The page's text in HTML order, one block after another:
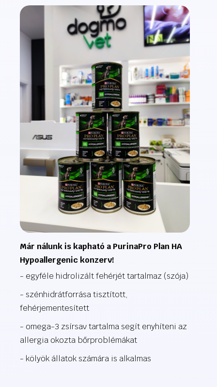
Már nálunk is kapható a PurinaPro Plan HA
Hypoallergenic konzerv!
- egyféle hidrolizált fehérjét tartalmaz (szója)
- szénhidrátforrása tisztított,
fehérjementesített
- omega-3 zsírsav tartalma segít enyhíteni az
allergia okozta bőrproblémákat
- kölyök állatok számára is alkalmas